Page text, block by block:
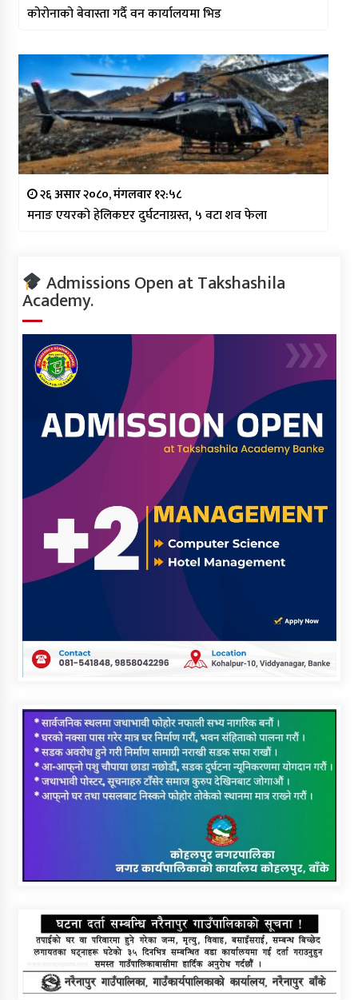
कोरोनाको बेवास्ता गर्दै वन कार्यालयमा भिड
२६ असार २०८०, मंगलवार १२:५८
मनाङ एयरको हेलिकप्टर दुर्घटनाग्रस्त, ५ वटा शव फेला
Admissions Open at Takshashila
Academy.